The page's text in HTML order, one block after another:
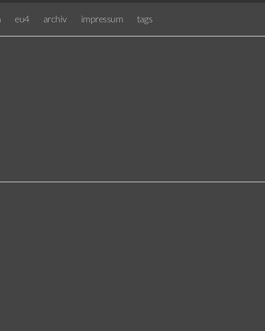
eu4 archiv impressum tags